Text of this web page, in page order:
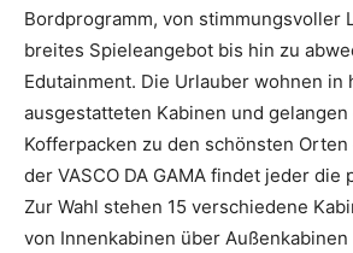
Bordprogramm, von stimmungsvoller
breites Spieleangebot bis hin zu
Edutainment. Die Urlauber wohnen in
ausgestatteten Kabinen und
Kofferpacken zu den schönsten Orten
der VASCO DA GAMA findet jeder die
Zur Wahl stehen 15 verschiedene
von Innenkabinen über